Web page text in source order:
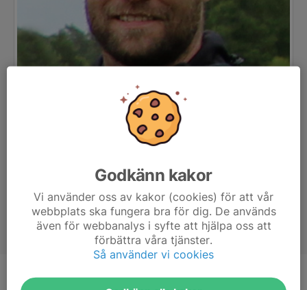
Titel
Ledare
Godkänn kakor
Vi använder oss av kakor (cookies) för att vår
webbplats ska fungera bra för dig. De används
även för webbanalys i syfte att hjälpa oss att
förbättra våra tjänster.
Så använder vi cookies